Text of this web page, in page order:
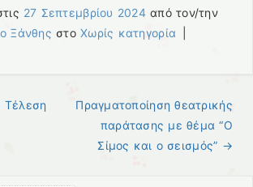
27 Σεπτεμβρίου 2024από τον/την
Ξάνθης στοΧωρίς κατηγορία
άρθρων
Τέλεση
Πραγματοποίηση θεατρικής
παράτασης με θέμα “Ο
Σίμος και ο σεισμός” →